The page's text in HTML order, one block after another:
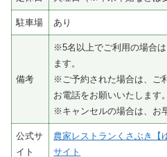
駐車場 あり
備考
※5名以上でご利用の場合
ます。
※ご予約された場合は、ご
お電話をお願いいたします。
※キャンセルの場合は、お
公式サ
イト
農家レストランくさぶき【
サイト